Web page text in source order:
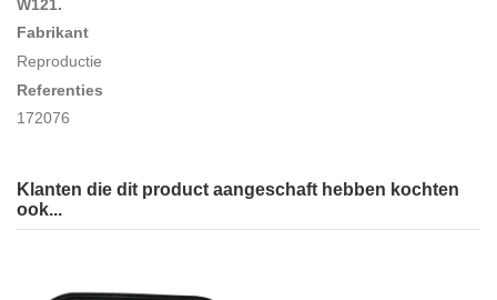
W121.
Fabrikant
Reproductie
Referenties
172076
Klanten die dit product aangeschaft hebben kochten
ook...